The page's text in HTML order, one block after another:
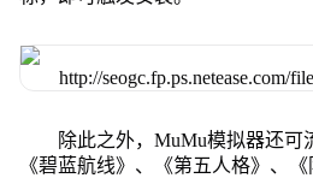
除此之外，MuMu模拟器还可
《碧蓝航线》、《第五人格》、